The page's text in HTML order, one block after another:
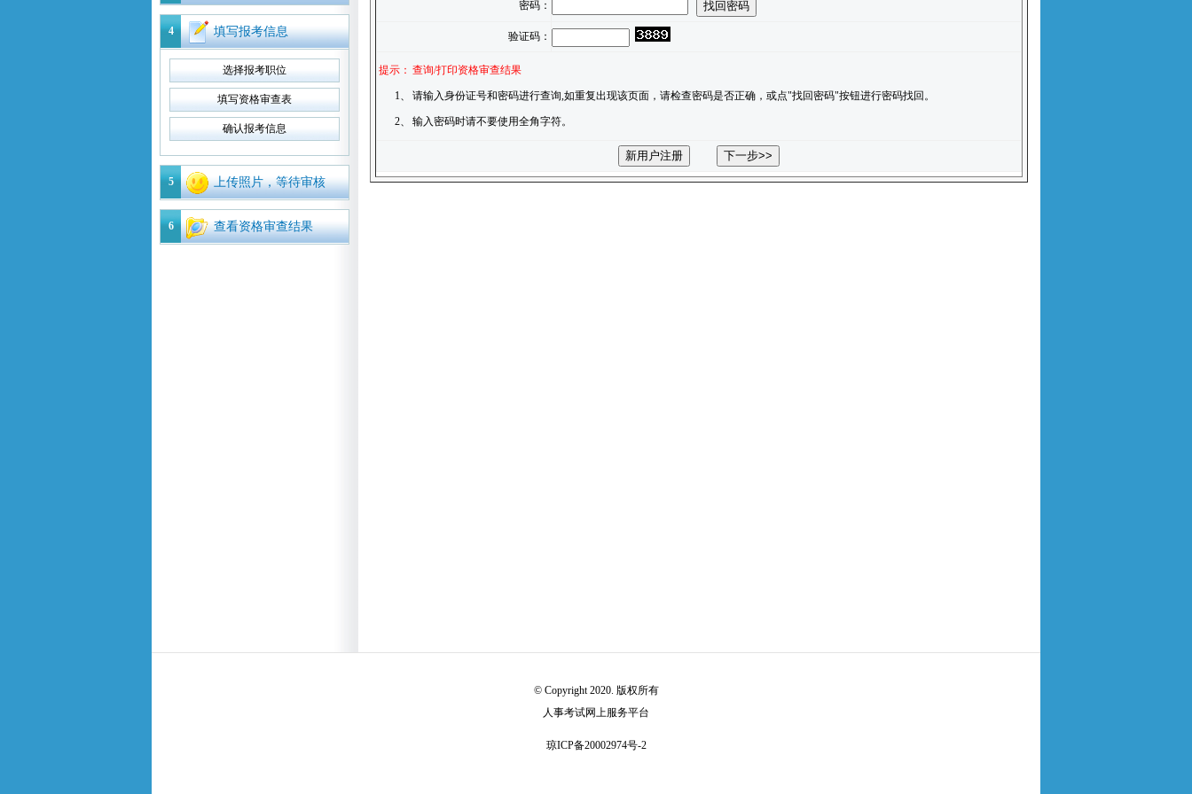
4 填写报考信息
选择报考职位
填写资格审查表
确认报考信息
5 上传照片，等待审核
6 查看资格审查结果
密码：
验证码：
提示： 查询/打印资格审查结果
1、 请输入身份证号和密码进行查询,如重复出现该页面，请检查密码是否正确，或点"找回密码"按钮进行密码找回。
2、 输入密码时请不要使用全角字符。
© Copyright 2020. 版权所有
人事考试网上服务平台
琼ICP备20002974号-2